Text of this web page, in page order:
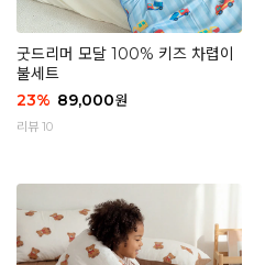
굿드리머 모달 100% 키즈 차렵이
불세트
23% 89,000원
리뷰 10